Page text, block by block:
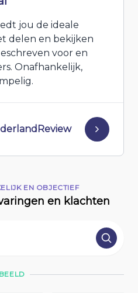
jou de ideale
delen en bekijken
voor en
Onafhankelijk,
en klachten
EN OBJECTIEF